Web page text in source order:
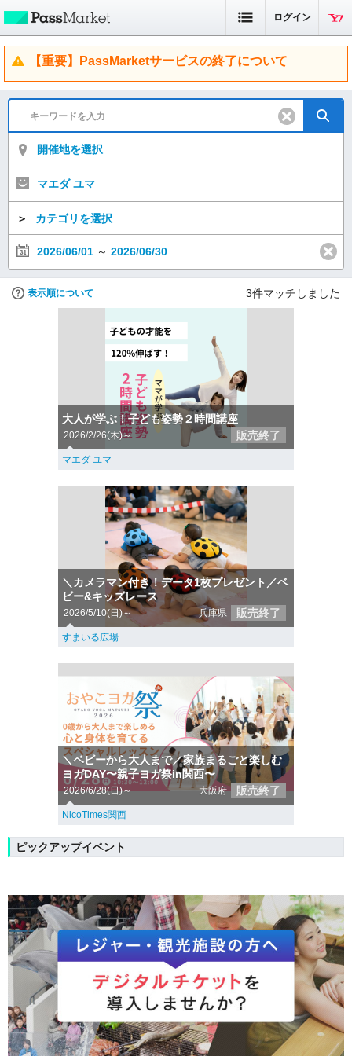
ログイン
【重要】PassMarketサービスの終了について
開催地を選択
マエダ ユマ
＞ カテゴリを選択
2026/06/01 ～ 2026/06/30
表示順について 3件マッチしました
大人が学ぶ！子ども姿勢２時間講座
2026/2/26(木)～ 販売終了
マエダ ユマ
＼カメラマン付き！データ1枚プレゼント／ベ
ビー&キッズレース
2026/5/10(日)～ 兵庫県 販売終了
すまいる広場
＼ベビーから大人まで／家族まるごと楽しむ
ヨガDAY〜親子ヨガ祭in関西〜
2026/6/28(日)～ 大阪府 販売終了
NicoTimes関西
ピックアップイベント